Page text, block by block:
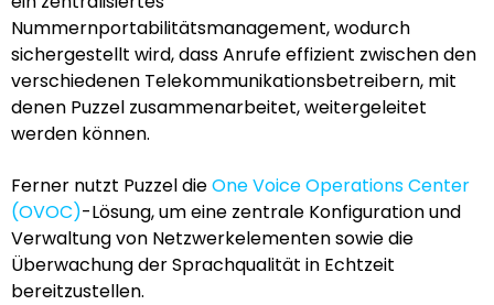
Nummernportabilitätsmanagement, wodurch
sichergestellt wird, dass Anrufe effizient zwischen den
verschiedenen Telekommunikationsbetreibern, mit
denen Puzzel zusammenarbeitet, weitergeleitet
werden können.
Ferner nutzt Puzzel dieOne Voice Operations Center
(OVOC)-Lösung, um eine zentrale Konfiguration und
Verwaltung von Netzwerkelementen sowie die
Überwachung der Sprachqualität in Echtzeit
bereitzustellen.